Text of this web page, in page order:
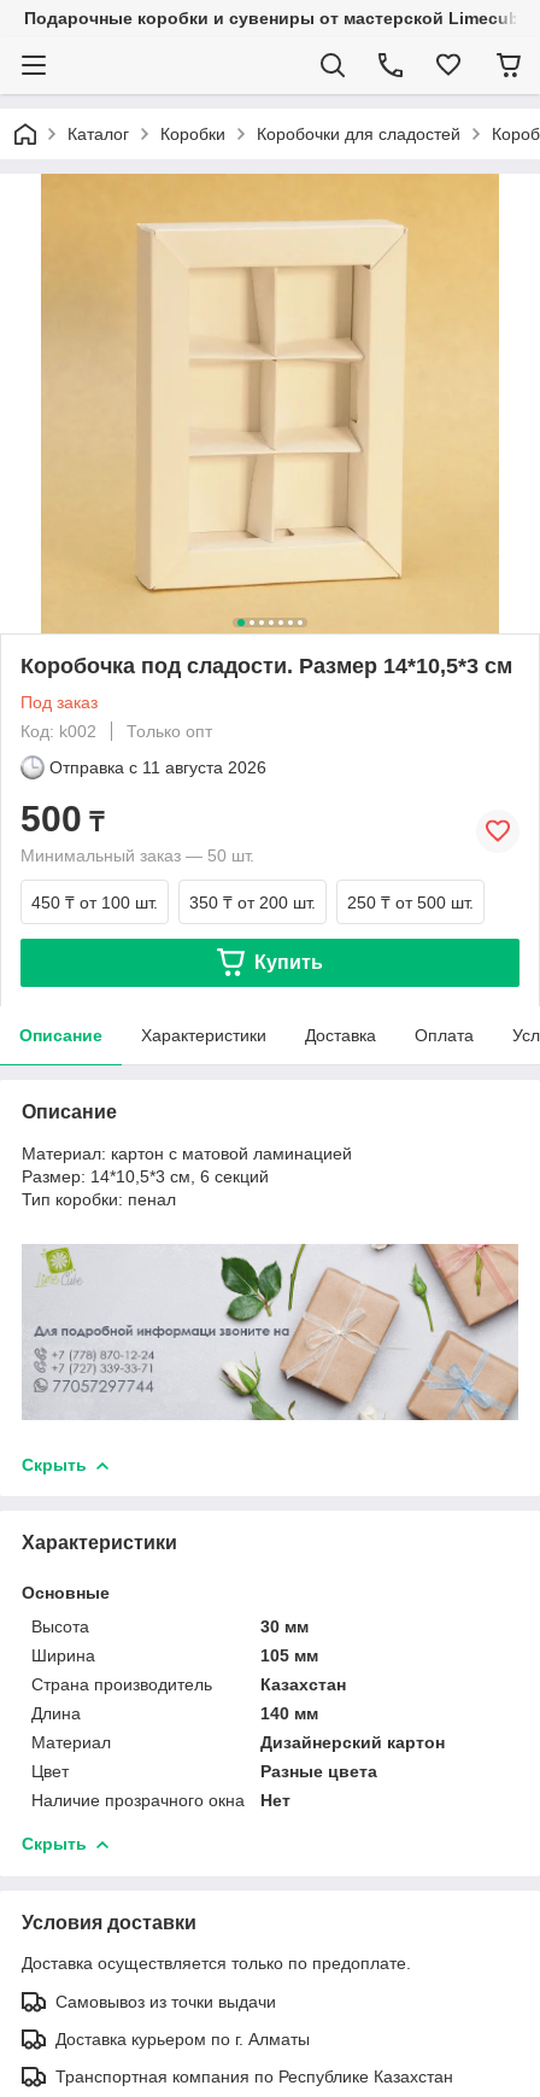
Подарочные коробки и сувениры от мастерской Limecube
Каталог Коробки Коробочки для сладостей
Коробочка под сладости. Размер 14*10,5*3 см
Под заказ
Код: k002
Только опт
Отправка с 11 августа 2026
500 ₸
Минимальный заказ — 50 шт.
450 ₸ от 100 шт. 350 ₸ от 200 шт. 250 ₸ от 500 шт.
Купить
Описание Характеристики Доставка Оплата
Описание
Материал: картон с матовой ламинацией
Размер: 14*10,5*3 см, 6 секций
Тип коробки: пенал
Скрыть
Характеристики
Основные
Высота
30 мм
Ширина
105 мм
Страна производитель
Казахстан
Длина
140 мм
Материал
Дизайнерский картон
Цвет
Разные цвета
Наличие прозрачного окна
Нет
Скрыть
Условия доставки
Доставка осуществляется только по предоплате.
Самовывоз из точки выдачи
Доставка курьером по г. Алматы
Транспортная компания по Республике Казахстан